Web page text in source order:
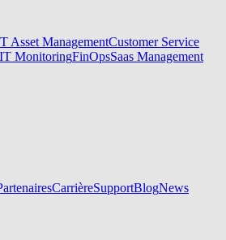
Asset ManagementCustomer Service
IT MonitoringFinOpsSaas Management
CarrièreSupportBlogNews